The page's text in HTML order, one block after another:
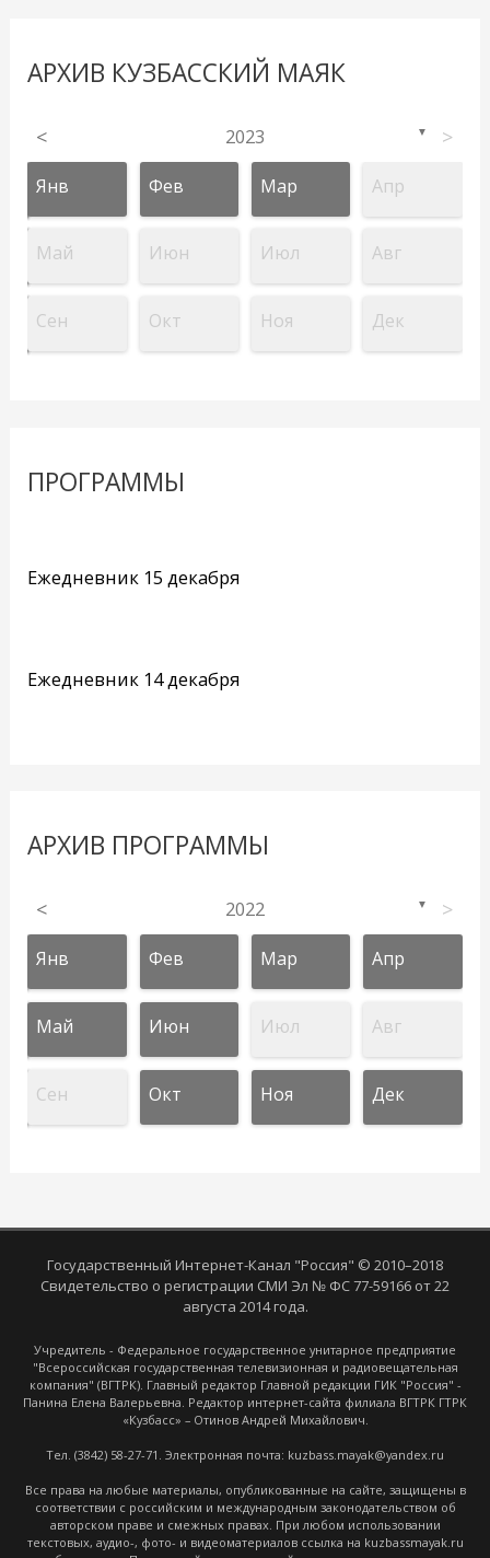
АРХИВ КУЗБАССКИЙ МАЯК
< 2023 ▼ >
Янв Фев Мар Апр
Май Июн Июл Авг
Сен Окт Ноя Дек
ПРОГРАММЫ
Ежедневник 15 декабря
Ежедневник 14 декабря
АРХИВ ПРОГРАММЫ
< 2022 ▼ >
Янв Фев Мар Апр
Май Июн Июл Авг
Сен Окт Ноя Дек
Государственный Интернет-Канал "Россия" © 2010–2018
Свидетельство о регистрации СМИ Эл № ФС 77-59166 от 22
августа 2014 года.
Учредитель - Федеральное государственное унитарное предприятие
"Всероссийская государственная телевизионная и радиовещательная
компания" (ВГТРК). Главный редактор Главной редакции ГИК "Россия" -
Панина Елена Валерьевна. Редактор интернет-сайта филиала ВГТРК ГТРК
«Кузбасс» – Отинов Андрей Михайлович.
Тел. (3842) 58-27-71. Электронная почта: kuzbass.mayak@yandex.ru
Все права на любые материалы, опубликованные на сайте, защищены в
соответствии с российским и международным законодательством об
авторском праве и смежных правах. При любом использовании
текстовых, аудио-, фото- и видеоматериалов ссылка на kuzbassmayak.ru